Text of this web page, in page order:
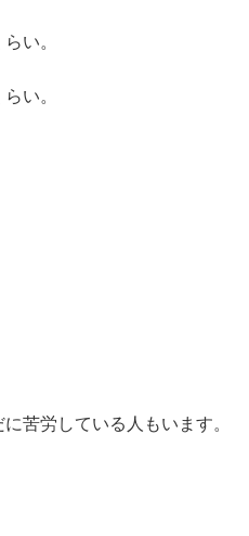
い。
い。
苦労している人もいます。